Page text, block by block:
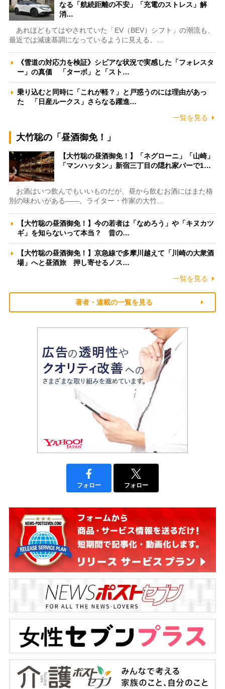
なる「航続距離の不安」「充電のストレス」解
消…
あれほどもてはやされていた「EV（BEV）シフト」の潮流も、
最近では減速基調になっているように見える。…
《雪道の対応力を検証》シビアな状況で実感した「フォレスタ
ー」の真価 「ターボ」と「スト…
乗り込むと同時に「これが軽？」と戸惑うのには理由があっ
た 「日産ルークス」さらなる躍進…
一覧を見る
大竹聡の「昼酒御免！」
【大竹聡の昼酒御免！】「ネグローニ」「山崎」
「マンハッタン」新宿三丁目の隠れ家バーで1…
お酒はいつ飲んでもいいものだが、昼から飲むお酒にはまた格
別の味わいがある――。ライター・作家の大竹…
【大竹聡の昼酒御免！】今の若者は「なめろう」や「キヌカツ
ギ」を知らないって本当？ 昔の…
【大竹聡の昼酒御免！】京急線で多摩川越えて「川崎の大衆酒
場」へと昼酒旅 押し寄せるノス…
一覧を見る
著者・連載の一覧を見る
フォロー フォロー